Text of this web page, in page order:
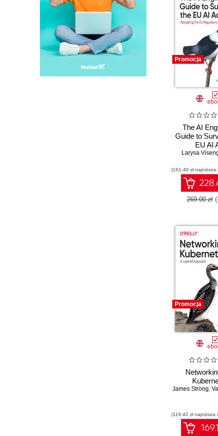
Promocja
The AI
Guide to
EU AI
Larysa
(161,40 zł
269.00 zł
Promocja
James Strong,
(119,40 zł